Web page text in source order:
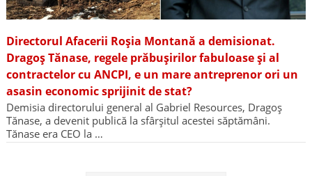
Directorul Afacerii Roșia Montană a demisionat.
Dragoș Tănase, regele prăbușirilor fabuloase și al
contractelor cu ANCPI, e un mare antreprenor ori un
asasin economic sprijinit de stat?
Demisia directorului general al Gabriel Resources, Dragoș
Tănase, a devenit publică la sfârșitul acestei săptămâni.
Tănase era CEO la …